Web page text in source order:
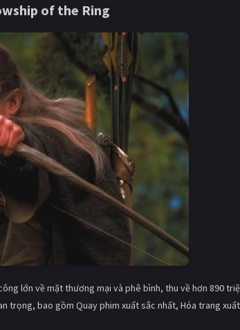
of the Ring
lớn về mặt thương mại và phê bình, thu về hơn 890
trọng, bao gồm Quay phim xuất sắc nhất, Hóa trang